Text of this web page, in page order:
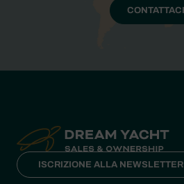
CONTATTACI
ISCRIZIONE ALLA NEWSLETTER